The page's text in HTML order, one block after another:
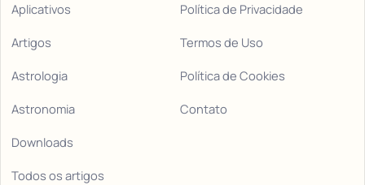
Aplicativos
Artigos
Astrologia
Astronomia
Downloads
Todos os artigos
Política de Privacidade
Termos de Uso
Política de Cookies
Contato